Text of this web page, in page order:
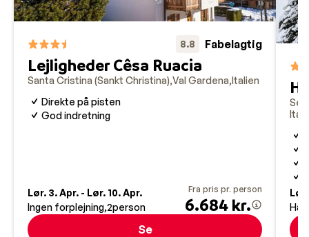
køkken, ofte ledsaget af fremragende vine fra
regionen. Så bliver din skiferie i Val Gardena både aktiv
og smagfuld.
8.8 Fabelagtig
Lejligheder Cêsa Ruacia
Santa Cristina (Sankt Christina) Val Gardena Italien
Direkte på pisten
God indretning
Lør. 3. Apr. - Lør. 10. Apr.
Ingen forplejning 2person
Fra pris pr. person
6.684 kr.
Se